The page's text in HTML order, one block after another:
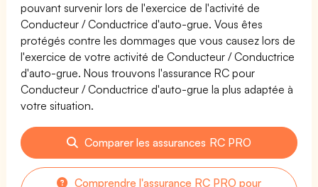
pouvant survenir lors de l'exercice de l'activité de
Conducteur / Conductrice d'auto-grue. Vous êtes
protégés contre les dommages que vous causez lors de
l'exercice de votre activité de Conducteur / Conductrice
d'auto-grue. Nous trouvons l'assurance RC pour
Conducteur / Conductrice d'auto-grue la plus adaptée à
votre situation.
Comparer les assurances RC PRO
Comprendre l'assurance RC PRO pour